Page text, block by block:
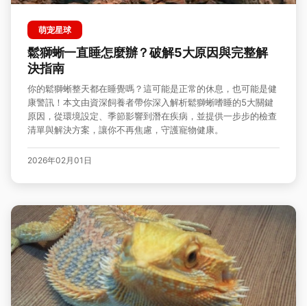
萌宠星球
鬆獅蜥一直睡怎麼辦？破解5大原因與完整解
決指南
你的鬆獅蜥整天都在睡覺嗎？這可能是正常的休息，也可能是健
康警訊！本文由資深飼養者帶你深入解析鬆獅蜥嗜睡的5大關鍵
原因，從環境設定、季節影響到潛在疾病，並提供一步步的檢查
清單與解決方案，讓你不再焦慮，守護寵物健康。
2026年02月01日